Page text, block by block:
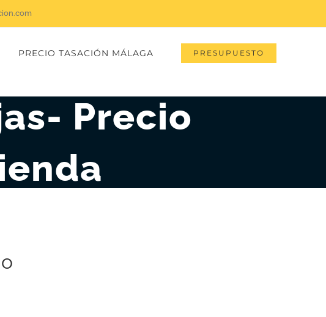
PRECIO TASACIÓN MÁLAGA PRESUPUESTO
Precio